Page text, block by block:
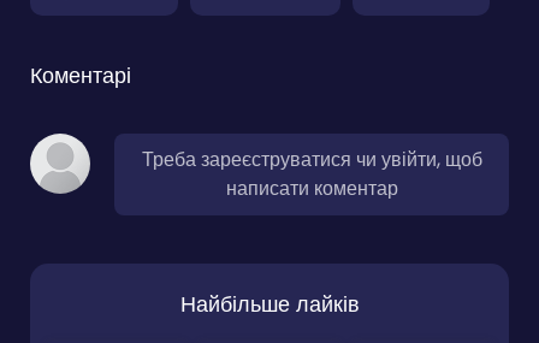
Коментарі
Треба зареєструватися чи увійти, щоб
написати коментар
Найбільше лайків